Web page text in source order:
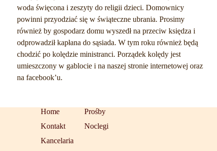
woda święcona i zeszyty do religii dzieci. Domownicy
powinni przyodziać się w świąteczne ubrania. Prosimy
również by gospodarz domu wyszedł na przeciw księdza i
odprowadził kapłana do sąsiada. W tym roku również będą
chodzić po kolędzie ministranci. Porządek kolędy jest
umieszczony w gablocie i na naszej stronie internetowej oraz
na facebook’u.
Home
Kontakt
Prośby
Kancelaria
Noclegi